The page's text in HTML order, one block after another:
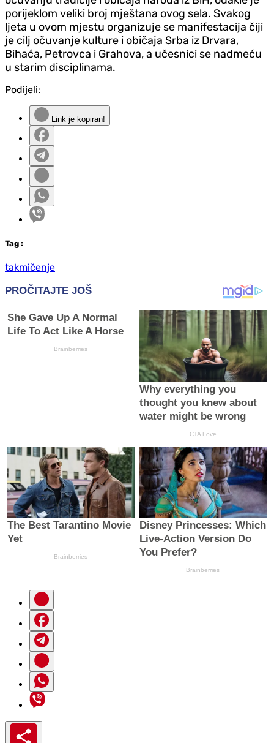
porijeklom veliki broj mještana ovog sela. Svakog
ljeta u ovom mjestu organizuje se manifestacija čiji
je cilj očuvanje kulture i običaja Srba iz Drvara,
Bihaća, Petrovca i Grahova, a učesnici se nadmeću
u starim disciplinama.
Podijeli:
Link je kopiran!
Tag :
takmičenje